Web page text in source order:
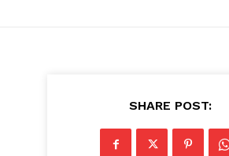
SHARE POST: